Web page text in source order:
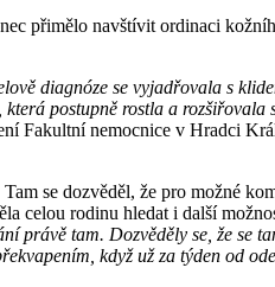
přimělo navštívit ordinaci
diagnóze se vyjadřovala s
postupně rostla a rozšiřovala
Fakultní nemocnice v Hradci
se dozvěděl, že pro možné
celou rodinu hledat i další
právě tam. Dozvěděly se, že se
když už za týden od